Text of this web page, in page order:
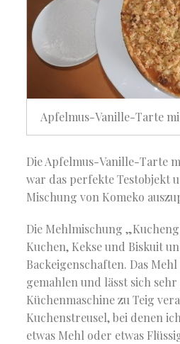
Apfelmus-Vanille-Tarte
Die Apfelmus-Vanille-Tarte
war das perfekte Testobjekt
Mischung von Komeko
Die Mehlmischung
Kuchen, Kekse und Biskuit
Backeigenschaften. Das
gemahlen und lässt sich
Küchenmaschine zu Teig
Kuchenstreusel, bei denen
etwas Mehl oder etwas